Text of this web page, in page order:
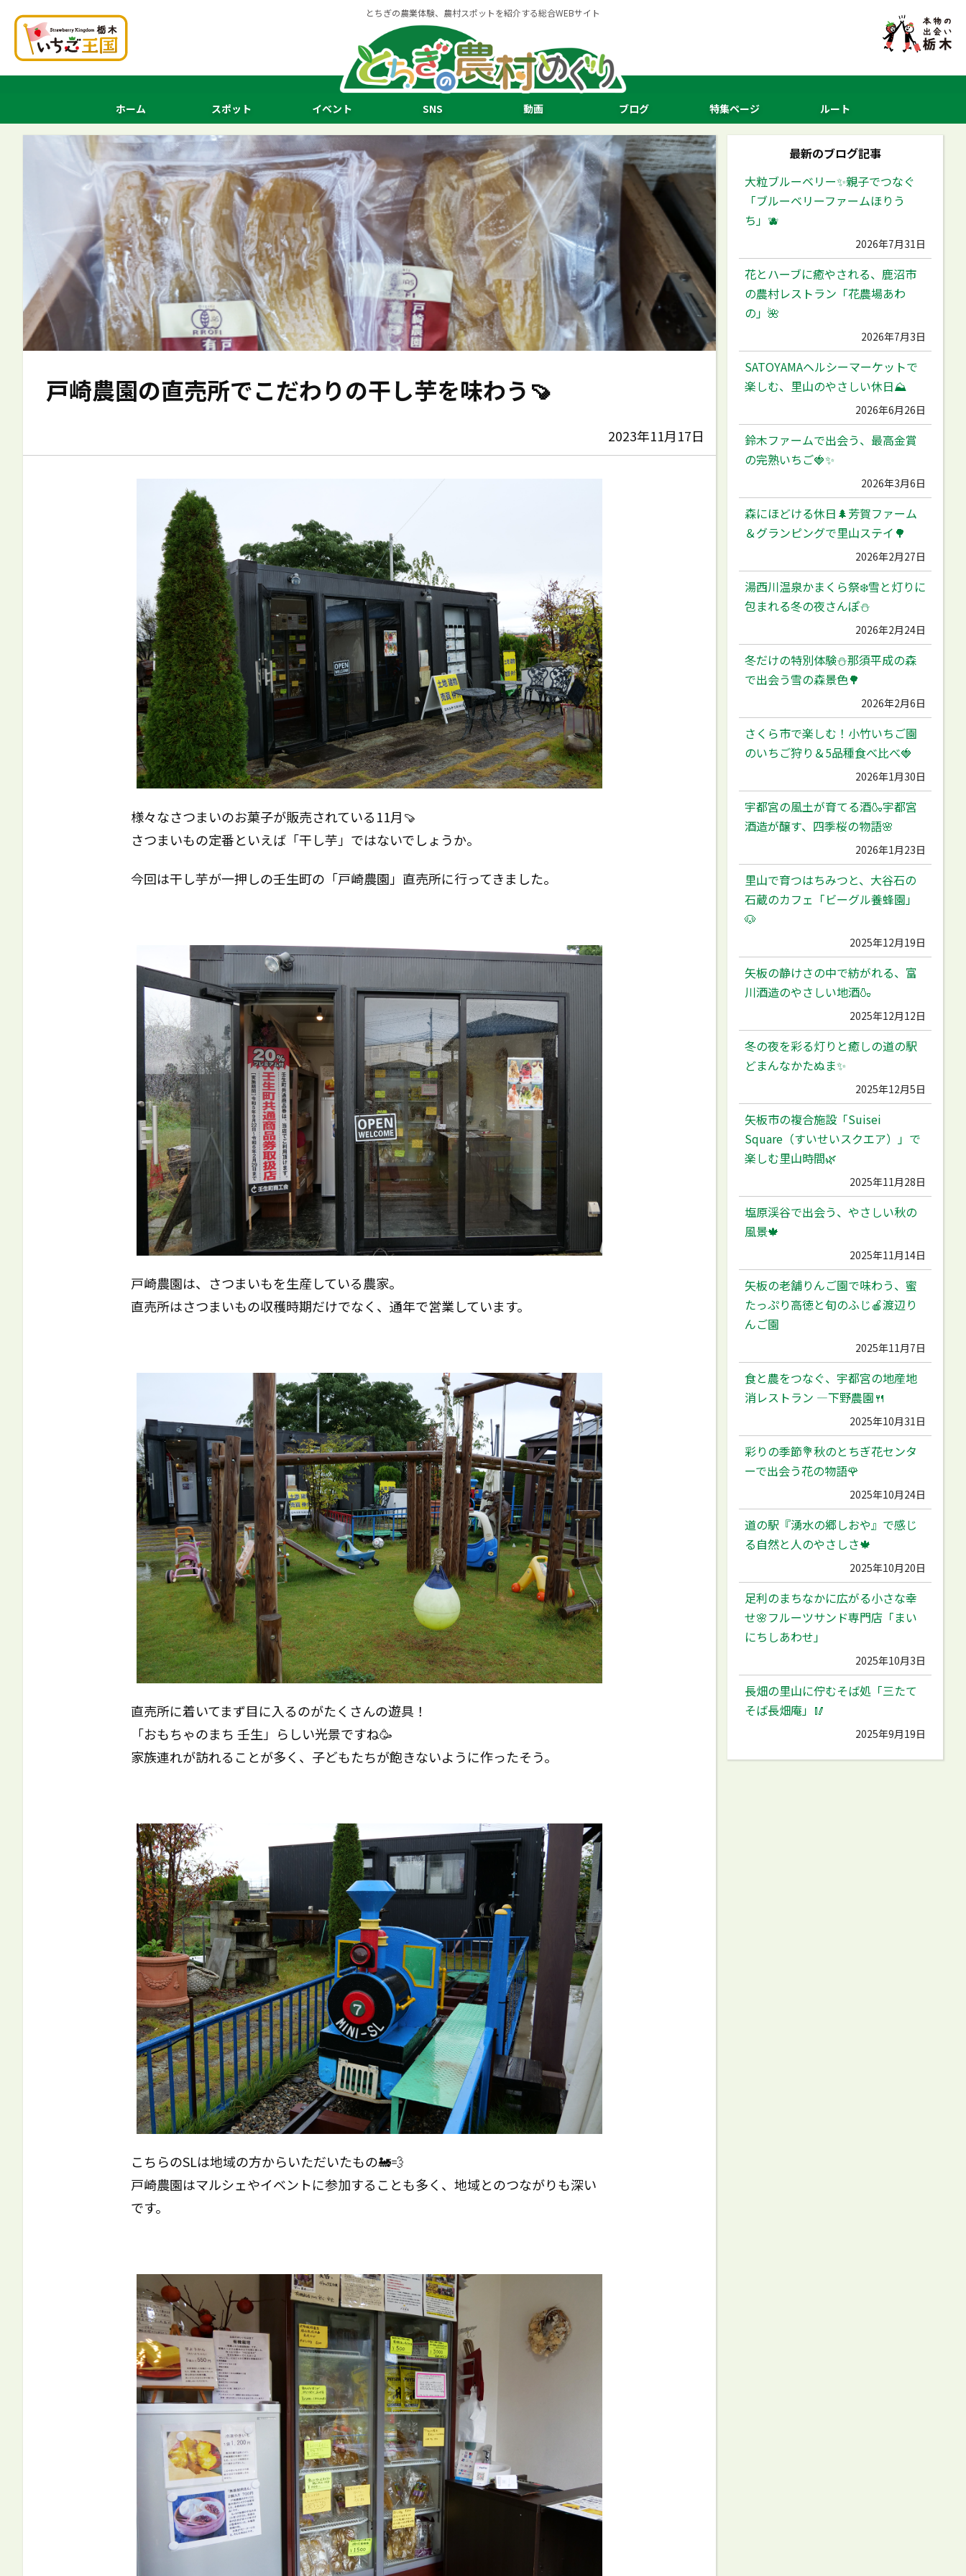
とちぎの農業体験、農村スポットを紹介する総合WEBサイト
ホーム スポット イベント SNS 動画 ブログ 特集ページ ルート
戸崎農園の直売所でこだわりの干し芋を味わう🍠
2023年11月17日
様々なさつまいのお菓子が販売されている11月🍠
さつまいもの定番といえば「干し芋」ではないでしょうか。
今回は干し芋が一押しの壬生町の「戸崎農園」直売所に行ってきました。
戸崎農園は、さつまいもを生産している農家。
直売所はさつまいもの収穫時期だけでなく、通年で営業しています。
直売所に着いてまず目に入るのがたくさんの遊具！
「おもちゃのまち 壬生」らしい光景ですね🥳
家族連れが訪れることが多く、子どもたちが飽きないように作ったそう。
こちらのSLは地域の方からいただいたもの🚂💨
戸崎農園はマルシェやイベントに参加することも多く、地域とのつながりも深い
です。
最新のブログ記事
大粒ブルーベリー✨️親子でつなぐ
「ブルーベリーファームほりう
ち」🫐
2026年7月31日
花とハーブに癒やされる、鹿沼市
の農村レストラン「花農場あわ
の」🌺
2026年7月3日
SATOYAMAヘルシーマーケットで
楽しむ、里山のやさしい休日⛰️
2026年6月26日
鈴木ファームで出会う、最高金賞
の完熟いちご🍓✨
2026年3月6日
森にほどける休日🌲芳賀ファーム
＆グランピングで里山ステイ🌳
2026年2月27日
湯西川温泉かまくら祭❄️雪と灯りに
包まれる冬の夜さんぽ⛄️
2026年2月24日
冬だけの特別体験⛄️那須平成の森
で出会う雪の森景色🌳
2026年2月6日
さくら市で楽しむ！小竹いちご園
のいちご狩り＆5品種食べ比べ🍓
2026年1月30日
宇都宮の風土が育てる酒🍶宇都宮
酒造が醸す、四季桜の物語🌸
2026年1月23日
里山で育つはちみつと、大谷石の
石蔵のカフェ「ビーグル養蜂園」
🐶
2025年12月19日
矢板の静けさの中で紡がれる、富
川酒造のやさしい地酒🍶
2025年12月12日
冬の夜を彩る灯りと癒しの道の駅
どまんなかたぬま✨
2025年12月5日
矢板市の複合施設「Suisei
Square（すいせいスクエア）」で
楽しむ里山時間🌿
2025年11月28日
塩原渓谷で出会う、やさしい秋の
風景🍁
2025年11月14日
矢板の老舗りんご園で味わう、蜜
たっぷり高徳と旬のふじ🍎渡辺り
んご園
2025年11月7日
食と農をつなぐ、宇都宮の地産地
消レストラン ―下野農園🍴
2025年10月31日
彩りの季節💐秋のとちぎ花センタ
ーで出会う花の物語🌹
2025年10月24日
道の駅『湧水の郷しおや』で感じ
る自然と人のやさしさ🍁
2025年10月20日
足利のまちなかに広がる小さな幸
せ🌸フルーツサンド専門店「まい
にちしあわせ」
2025年10月3日
長畑の里山に佇むそば処「三たて
そば長畑庵」🥢
2025年9月19日